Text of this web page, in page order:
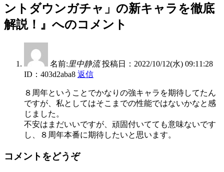
ントダウンガチャ」の新キャラを徹底
解説！』へのコメント
名前:里中静流 投稿日：2022/10/12(水) 09:11:28
ID：403d2aba8 返信
８周年ということでかなりの強キャラを期待してたん
ですが、私としてはそこまでの性能ではないかなと感
じました。
不安はまだいいですが、頑固付いてても意味ないです
し、８周年本番に期待したいと思います。
コメントをどうぞ